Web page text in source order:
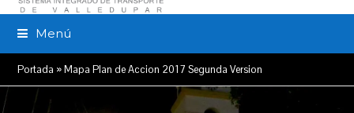
Menú
Portada »Mapa Plan de Accion 2017 Segunda Version